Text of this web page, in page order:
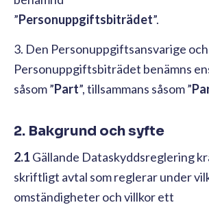
”Personuppgiftsbiträdet”.
3. Den Personuppgiftsansvarige och
Personuppgiftsbiträdet benämns
såsom ”Part”, tillsammans såsom ”
2. Bakgrund och syfte
2.1 Gällande Dataskyddsreglering
skriftligt avtal som reglerar under
omständigheter och villkor ett